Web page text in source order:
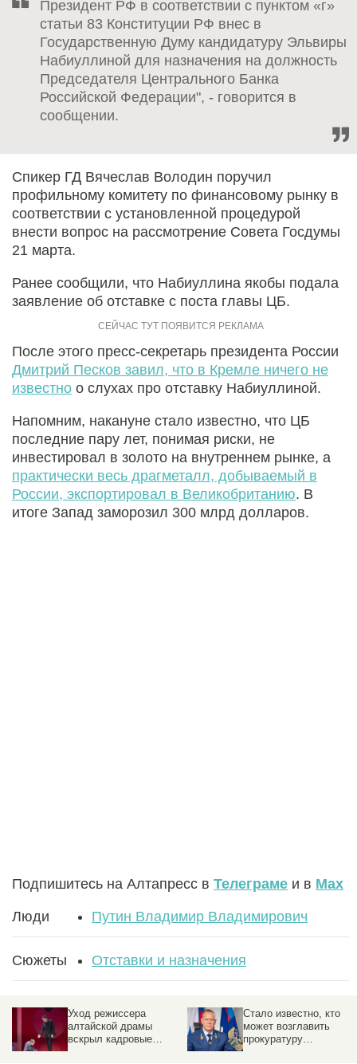
Президент РФ в соответствии с пунктом «г»
статьи 83 Конституции РФ внес в
Государственную Думу кандидатуру Эльвиры
Набиуллиной для назначения на должность
Председателя Центрального Банка
Российской Федерации", - говорится в
сообщении.
Спикер ГД Вячеслав Володин поручил
профильному комитету по финансовому рынку в
соответствии с установленной процедурой
внести вопрос на рассмотрение Совета Госдумы
21 марта.
Ранее сообщили, что Набиуллина якобы подала
заявление об отставке с поста главы ЦБ.
После этого пресс-секретарь президента России
Дмитрий Песков завил, что в Кремле ничего не
известно о слухах про отставку Набиуллиной.
Напомним, накануне стало известно, что ЦБ
последние пару лет, понимая риски, не
инвестировал в золото на внутреннем рынке, а
практически весь драгметалл, добываемый в
России, экспортировал в Великобританию. В
итоге Запад заморозил 300 млрд долларов.
Подпишитесь на Алтапресс в Телеграме и в Max
Люди Путин Владимир Владимирович
Сюжеты Отставки и назначения
Уход режиссера
алтайской драмы
вскрыл кадровые
Стало известно, кто
может возглавить
прокуратуру